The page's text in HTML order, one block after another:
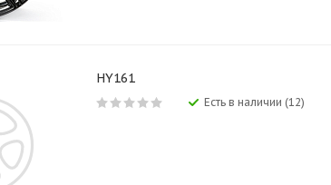
HY161
Есть в наличии (12)